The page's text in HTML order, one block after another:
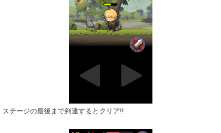
ステージの最後まで到達するとクリア!!